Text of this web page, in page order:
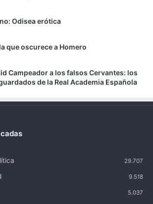
Odisea erótica
que oscurece a Homero
Campeador a los falsos Cervantes: los
de la Real Academia Española
29.707
9.518
5.037